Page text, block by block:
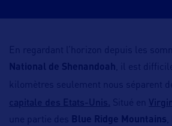
En regardant l’horizon depuis les
National de Shenandoah , il est
kilomètres seulement nous séparent
capitale des Etats-Unis. Situé en
une partie des Blue Ridge Mountains